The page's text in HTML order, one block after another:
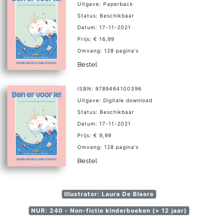
Uitgave: Paperback
Status: Beschikbaar
Datum: 17-11-2021
Prijs: € 16,99
Omvang: 128 pagina's
Bestel
ISBN: 9789464100396
Uitgave: Digitale download
Status: Beschikbaar
Datum: 17-11-2021
Prijs: € 9,99
Omvang: 128 pagina's
Bestel
Illustrator: Laura De Blaere
NUR: 240 - Non-fictie kinderboeken (> 12 jaar)